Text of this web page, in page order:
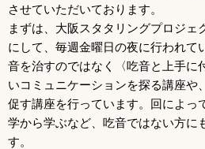
させていただいております。
まずは、大阪スタタリングプロジェ
にして、毎週金曜日の夜に行われて
音を治すのではなく〈吃音と上手に
いコミュニケーションを探る講座や
促す講座を行っています。回によっ
学から学ぶなど、吃音ではない方に
す。